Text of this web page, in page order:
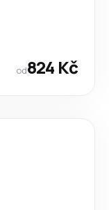
od824 Kč